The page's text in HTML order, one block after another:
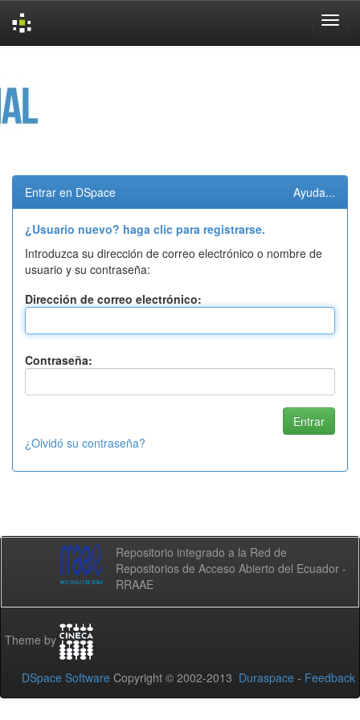
Entrar en DSpace Ayuda...
¿Usuario nuevo? haga clic para registrarse.
Introduzca su dirección de correo electrónico o nombre de
usuario y su contraseña:
Dirección de correo electrónico:
Contraseña:
¿Olvidó su contraseña?
Repositorio integrado a la Red de
Repositorios de Acceso Abierto del Ecuador -
RRAAE
Theme by
DSpace Software Copyright © 2002-2013 Duraspace - Feedback